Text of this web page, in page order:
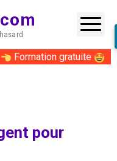
Formation gratuite
pour